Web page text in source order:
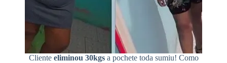
Cliente eliminou 30kgsa pochete toda sumiu! Como